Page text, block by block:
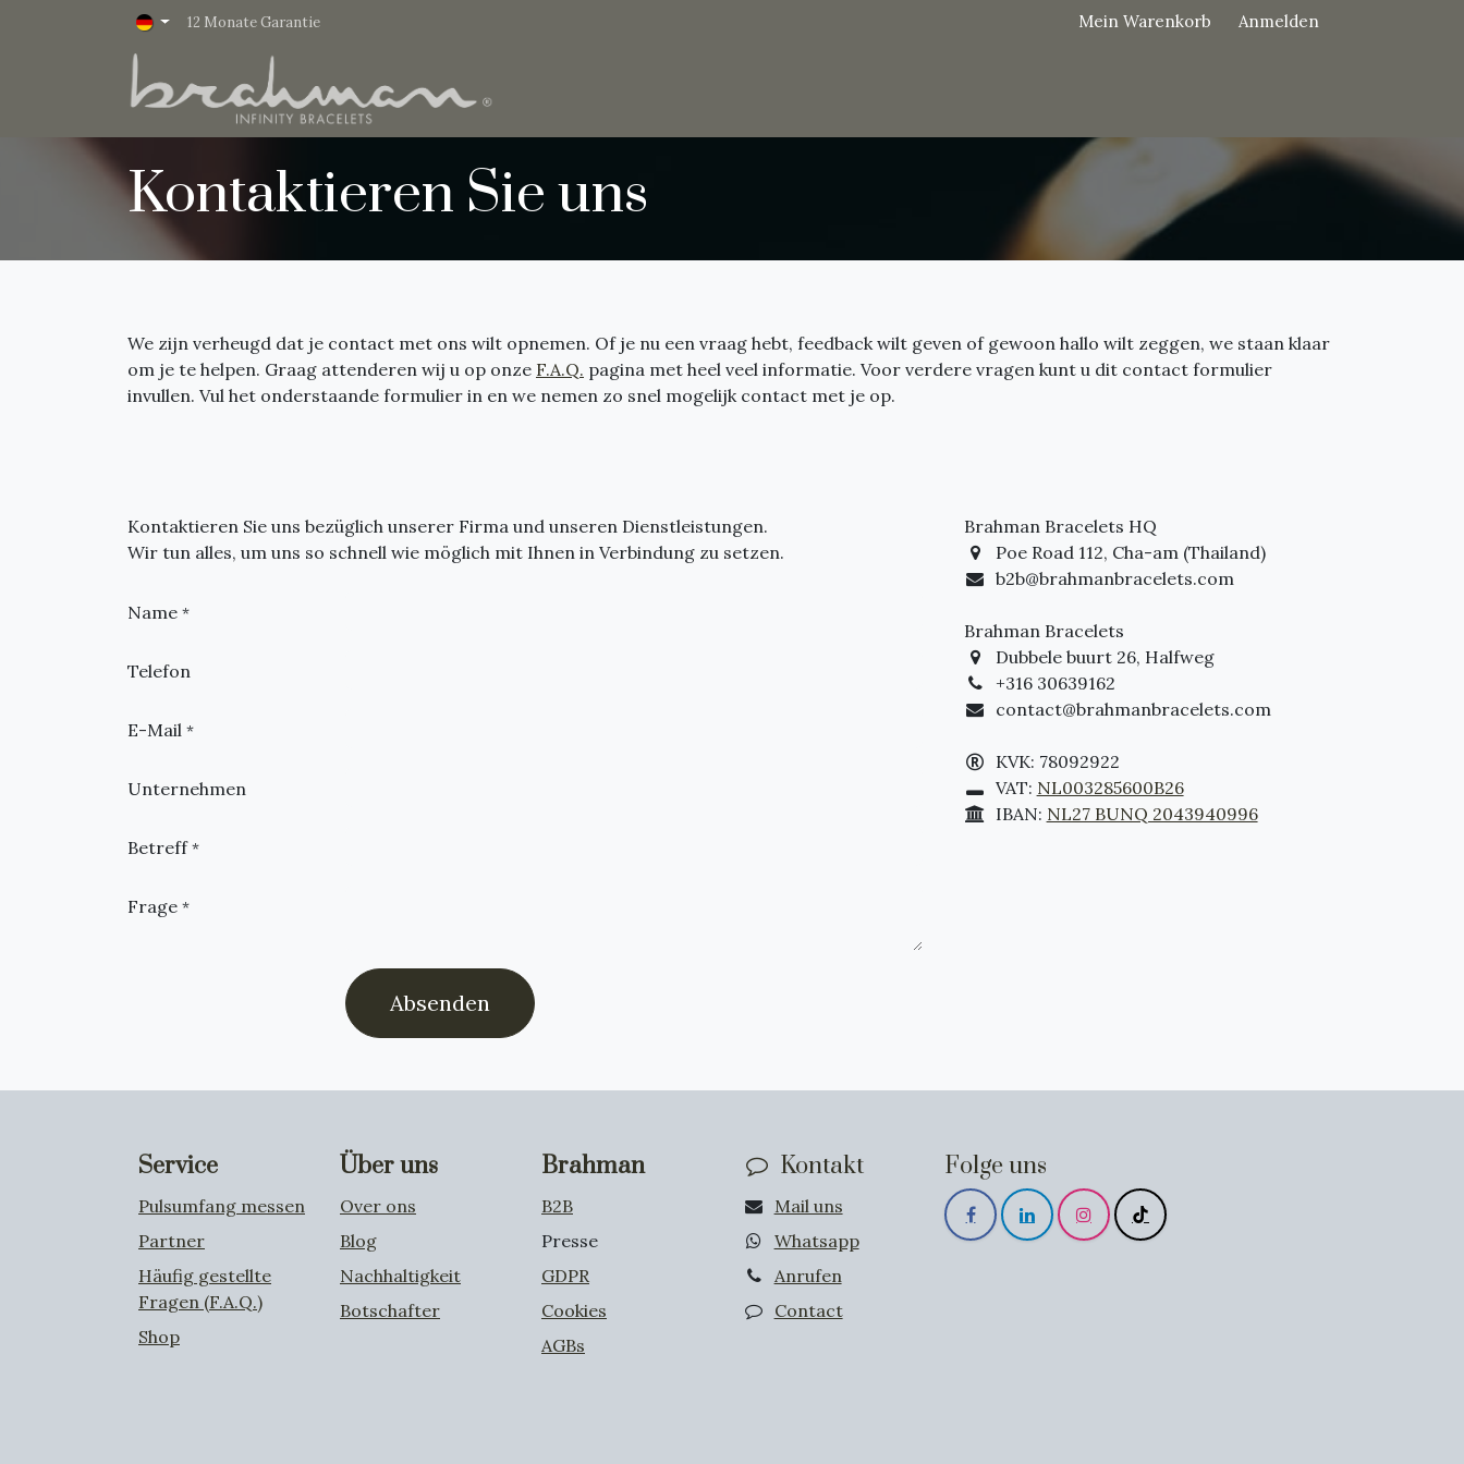
Zum Inhalt springen 12 Monate Garantie Mein Warenkorb Anmelden
Kontaktieren Sie uns
We zijn verheugd dat je contact met ons wilt opnemen. Of je nu een vraag hebt, feedback wilt geven of gewoon hallo wilt zeggen, we staan klaar
om je te helpen. Graag attenderen wij u op onze F.A.Q. pagina met heel veel informatie. Voor verdere vragen kunt u dit contact formulier
invullen. Vul het onderstaande formulier in en we nemen zo snel mogelijk contact met je op.
Kontaktieren Sie uns bezüglich unserer Firma und unseren Dienstleistungen.
Wir tun alles, um uns so schnell wie möglich mit Ihnen in Verbindung zu setzen.
Name *
Telefon
E-Mail *
Unternehmen
Betreff *
Frage *
Absenden
Brahman Bracelets HQ
Poe Road 112, Cha-am (Thailand)
b2b@brahmanbracelets.com
Brahman Bracelets
Dubbele buurt 26, Halfweg
+316 30639162
contact@brahmanbracelets.com
KVK: 78092922
VAT: NL003285600B26
IBAN: NL27 BUNQ 2043940996
Service
Pulsumfang messen
Partner
Häufig gestellte
Fragen (F.A.Q.)
Shop
Über uns
Over ons
Blog
Nachhaltigkeit
Botschafter
Brahman
B2B
Presse
GDPR
Cookies
AGBs
Kontakt
Mail uns
Whatsapp
Anrufen
Contact
Folge uns